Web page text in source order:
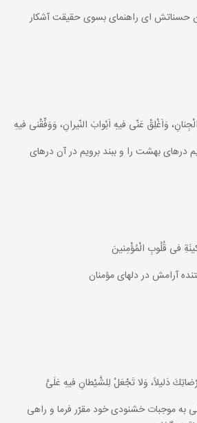
حسناتش اى راهنماى بسوى حقيقت آشكار
وَاَغْلِقْ عَنّى فيهِ اَبْوابَ النّيرانِ، وَوَفِّقْنى فيهِ
درهاى بهشت را و ببند برويم در آن درهاى
فى قُلُوبِ الْمُؤْمِنينَ
آرامش در دلهاى مؤمنان
دَليلاً، وَلا تَجْعَلْ لِلشَّيْطانِ فيهِ عَلَىَّ
به موجبات خشنودى خود مقرّر فرما و راهى